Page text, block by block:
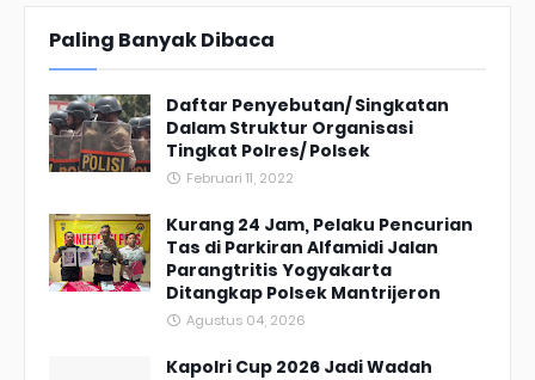
Paling Banyak Dibaca
Daftar Penyebutan/ Singkatan
Dalam Struktur Organisasi
Tingkat Polres/ Polsek
Februari 11, 2022
Kurang 24 Jam, Pelaku Pencurian
Tas di Parkiran Alfamidi Jalan
Parangtritis Yogyakarta
Ditangkap Polsek Mantrijeron
Agustus 04, 2026
Kapolri Cup 2026 Jadi Wadah